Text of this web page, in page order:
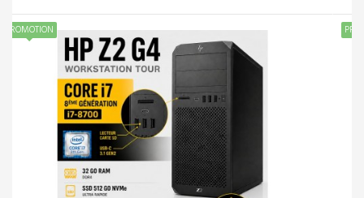
PROMOTION